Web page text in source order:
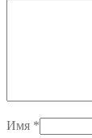
Имя *